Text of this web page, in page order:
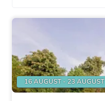
16 AUGUST - 23 AUGUST